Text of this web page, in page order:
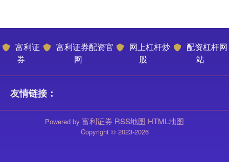
富利证
券
富利证券配资官
网
网上杠杆炒
股
配资杠杆网
站
友情链接：
Powered by 富利证券 RSS地图 HTML地图
Copyright © 2023-2026